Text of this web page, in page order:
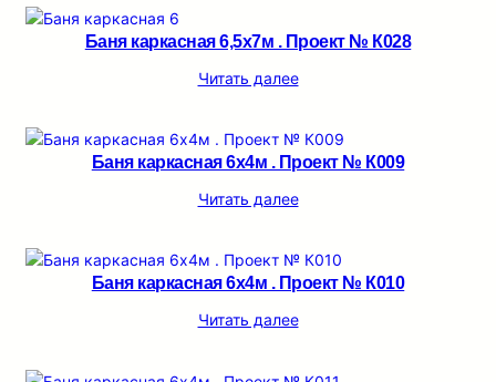
Баня каркасная 6,5х7м . Проект № К028
Читать далее
Баня каркасная 6х4м . Проект № К009
Читать далее
Баня каркасная 6х4м . Проект № К010
Читать далее